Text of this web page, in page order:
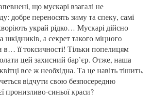
що мускарі взагалі не
добре переносять зиму та спеку, самі
украй рідко… Мускарі дійсно
шкідників, а секрет такого міцного
в… її токсичності! Тільки попелицям
цей захисний бар’єр. Отже, наша
все ж необхідна. Та це навіть тішить,
відчути свою безпосередню
пронизливо-синьої краси?